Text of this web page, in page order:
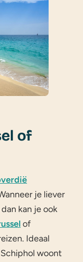
of
je liever
kan je ook
of
Ideaal
woont